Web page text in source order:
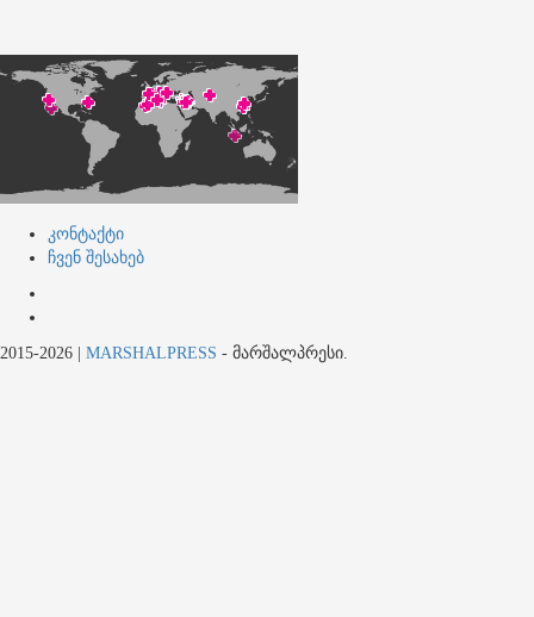
კონტაქტი
ჩვენ შესახებ
2015-2026 MARSHALPRESS - მარშალპრესი.